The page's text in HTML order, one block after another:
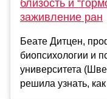
близость и
заживление ран
Беате Дитцен,
биопсихологии и
университета
решила узнать,